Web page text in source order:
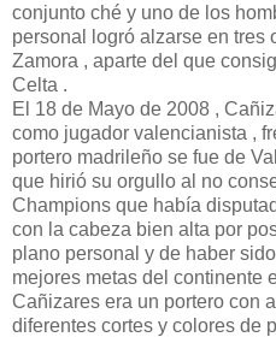
conjunto ché y uno de los
personal logró alzarse en tres
Zamora , aparte del que
Celta .
El 18 de Mayo de 2008 ,
como jugador valencianista ,
portero madrileño se fue de
que hirió su orgullo al no
Champions que había
con la cabeza bien alta por
plano personal y de haber
mejores metas del continente
Cañizares era un portero con
diferentes cortes y colores de